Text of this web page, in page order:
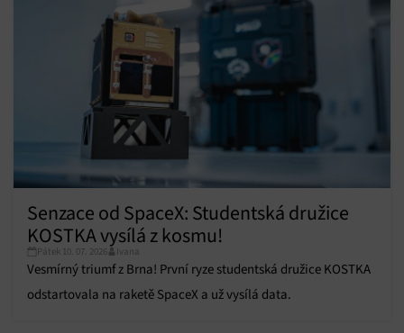
Senzace od SpaceX: Studentská družice
KOSTKA vysílá z kosmu!
Pátek 10. 07. 2026 Ivana
Vesmírný triumf z Brna! První ryze studentská družice KOSTKA
odstartovala na raketě SpaceX a už vysílá data.